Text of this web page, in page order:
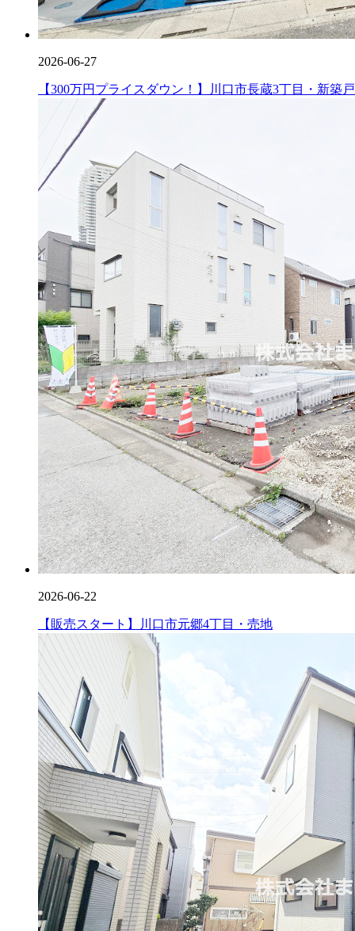
2026-06-27
【300万円プライスダウン！】川口市長蔵3丁目・新築
2026-06-22
【販売スタート】川口市元郷4丁目・売地